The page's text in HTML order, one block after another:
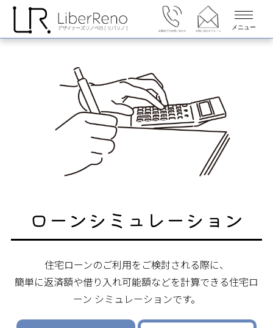
メニュー
ローンシミュレーション
住宅ローンのご利用をご検討される際に、
簡単に返済額や借り入れ可能額などを計算できる住宅ロ
ーン シミュレーションです。